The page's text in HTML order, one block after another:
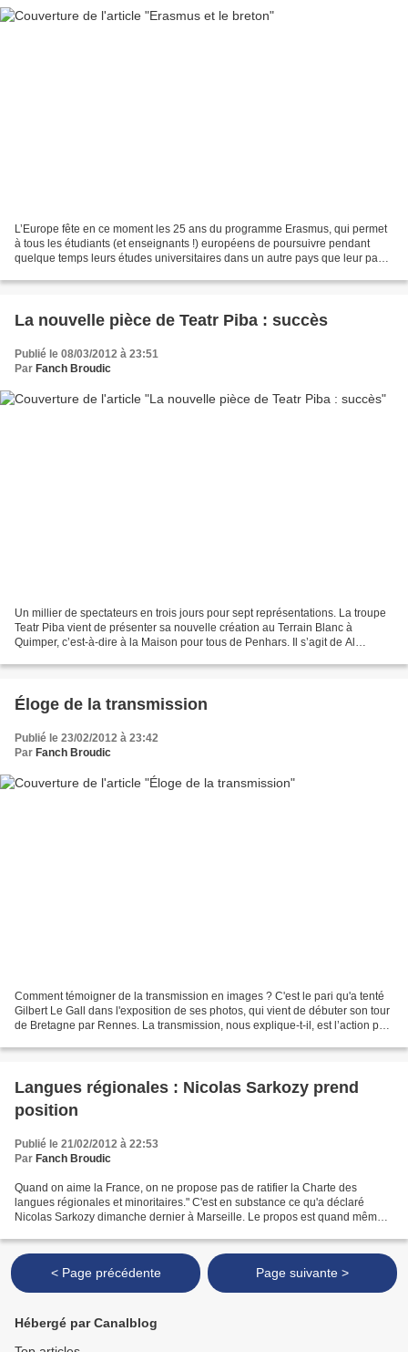
L’Europe fête en ce moment les 25 ans du programme Erasmus, qui permet
à tous les étudiants (et enseignants !) européens de poursuivre pendant
quelque temps leurs études universitaires dans un autre pays que leur pays
La nouvelle pièce de Teatr Piba : succès
Publié le 08/03/2012 à 23:51
Par Fanch Broudic
Un millier de spectateurs en trois jours pour sept représentations. La troupe
Teatr Piba vient de présenter sa nouvelle création au Terrain Blanc à
Quimper, c’est-à-dire à la Maison pour tous de Penhars. Il s’agit de Al
Éloge de la transmission
Publié le 23/02/2012 à 23:42
Par Fanch Broudic
Comment témoigner de la transmission en images ? C'est le pari qu'a tenté
Gilbert Le Gall dans l'exposition de ses photos, qui vient de débuter son tour
de Bretagne par Rennes. La transmission, nous explique-t-il, est l’action par
Langues régionales : Nicolas Sarkozy prend
position
Publié le 21/02/2012 à 22:53
Par Fanch Broudic
Quand on aime la France, on ne propose pas de ratifier la Charte des
langues régionales et minoritaires." C'est en substance ce qu'a déclaré
Nicolas Sarkozy dimanche dernier à Marseille. Le propos est quand même
< Page précédente Page suivante >
Hébergé par Canalblog